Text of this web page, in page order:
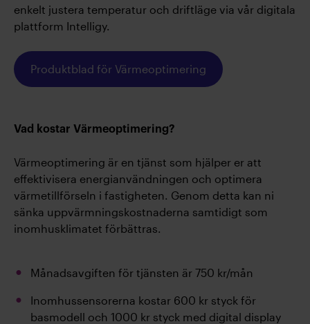
enkelt justera temperatur och driftläge via vår digitala
plattform Intelligy.
Produktblad för Värmeoptimering
Vad kostar Värmeoptimering?
Värmeoptimering är en tjänst som hjälper er att
effektivisera energianvändningen och optimera
värmetillförseln i fastigheten. Genom detta kan ni
sänka uppvärmningskostnaderna samtidigt som
inomhusklimatet förbättras.
Månadsavgiften för tjänsten är 750 kr/mån
Inomhussensorerna kostar 600 kr styck för
basmodell och 1000 kr styck med digital display